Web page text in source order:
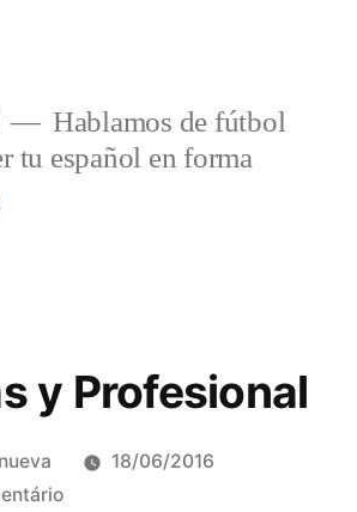
Hablamos de fútbol
tu español en forma
y Profesional
18/06/2016
em